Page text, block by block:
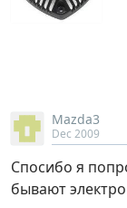
Mazda3
Dec 2009
Спосибо я
бывают